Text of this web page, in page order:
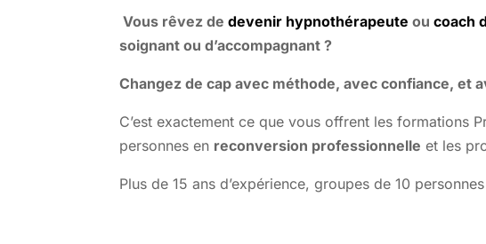
Vous rêvez dedevenir hypnothérapeute oucoach
soignant ou d’accompagnant ?
Changez de cap avec méthode, avec confiance,
C’est exactement ce que vous offrent les formations
personnes en reconversion professionnelle et les
Plus de 15 ans d’expérience, groupes de 10